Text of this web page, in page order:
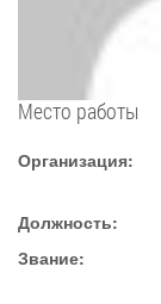
Место работы
Организация:
Должность:
Звание: